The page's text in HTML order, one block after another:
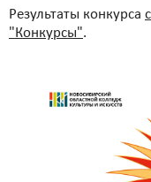
Результаты конкурса
"Конкурсы".